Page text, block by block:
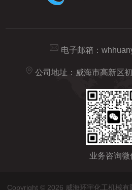
电子邮箱：
公司地址：威海市高新区
业务咨询微
Copyright © 2026 威海环宇化工机械